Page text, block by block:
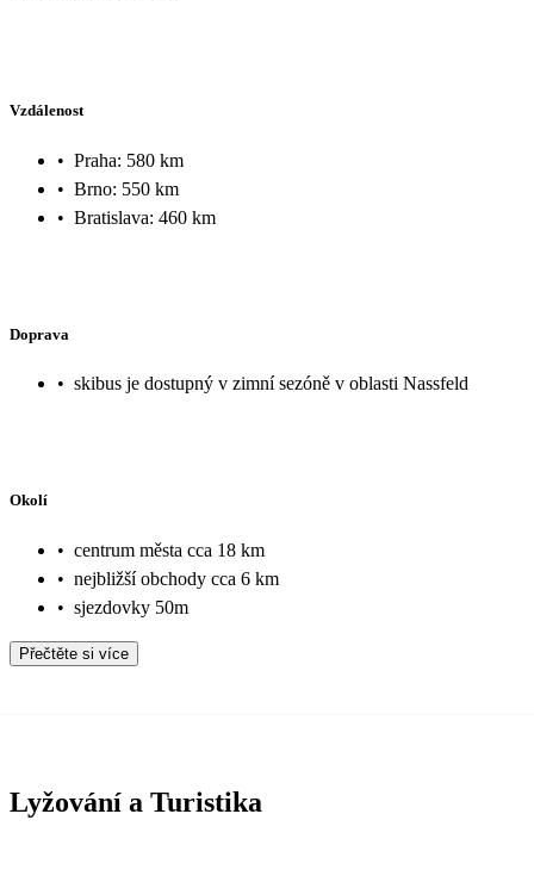
Vzdálenost
• Praha: 580 km
• Brno: 550 km
• Bratislava: 460 km
Doprava
• skibus je dostupný v zimní sezóně v oblasti Nassfeld
Okolí
• centrum města cca 18 km
• nejbližší obchody cca 6 km
• sjezdovky 50m
Přečtěte si více
Lyžování a Turistika